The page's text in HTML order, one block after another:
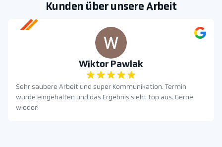
Kunden über unsere Arbeit
Wiktor Pawlak
Sehr saubere Arbeit und super Kommunikation. Termin
wurde eingehalten und das Ergebnis sieht top aus. Gerne
wieder!